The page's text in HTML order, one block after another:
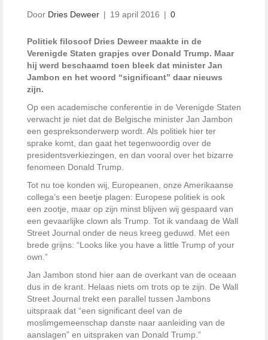
Door Dries Deweer | 19 april 2016 | 0
Politiek filosoof Dries Deweer maakte in de
Verenigde Staten grapjes over Donald Trump. Maar
hij werd beschaamd toen bleek dat minister Jan
Jambon en het woord “significant” daar nieuws
zijn.
Op een academische conferentie in de Verenigde Staten
verwacht je niet dat de Belgische minister Jan Jambon
een gespreksonderwerp wordt. Als politiek hier ter
sprake komt, dan gaat het tegenwoordig over de
presidentsverkiezingen, en dan vooral over het bizarre
fenomeen Donald Trump.
Tot nu toe konden wij, Europeanen, onze Amerikaanse
collega’s een beetje plagen: Europese politiek is ook
een zootje, maar op zijn minst blijven wij gespaard van
een gevaarlijke clown als Trump. Tot ik vandaag de Wall
Street Journal onder de neus kreeg geduwd. Met een
brede grijns: “Looks like you have a little Trump of your
own.”
Jan Jambon stond hier aan de overkant van de oceaan
dus in de krant. Helaas niets om trots op te zijn. De Wall
Street Journal trekt een parallel tussen Jambons
uitspraak dat “een significant deel van de
moslimgemeenschap danste naar aanleiding van de
aanslagen” en uitspraken van Donald Trump.”